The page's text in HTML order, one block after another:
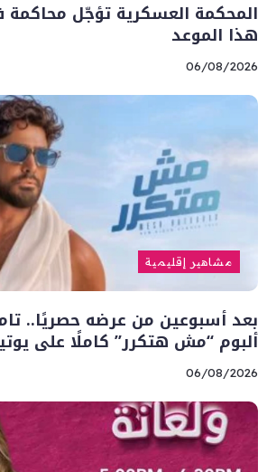
المحكمة العسكرية تؤجّل
هذا الموعد
06/08/2026
مشاهير إقليمية
بعد أسبوعين من عرضه حصريًا..
ألبوم “مش هتكرر” كاملًا على
06/08/2026